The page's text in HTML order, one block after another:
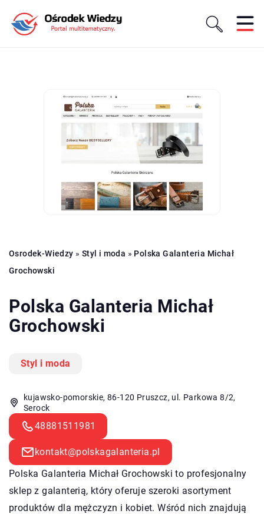
Osrodek-Wiedzy » Styl i moda » Polska Galanteria Michał
Grochowski
Polska Galanteria Michał
Grochowski
Styl i moda
kujawsko-pomorskie, 86-120 Pruszcz, ul. Parkowa 8/2,
Serock
48881511981
kontakt@polskagalanteria.pl
Polska Galanteria Michał Grochowski to profesjonalny
sklep z galanterią, który oferuje szeroki asortyment
produktów dla mężczyzn i kobiet. Wśród nich znajdują